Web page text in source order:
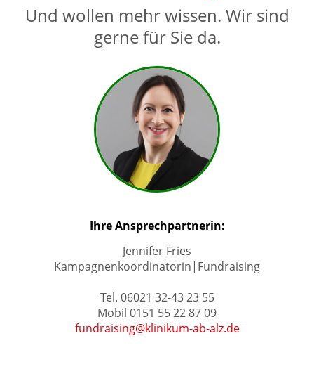
Und wollen mehr wissen. Wir sind
gerne für Sie da.
Ihre Ansprechpartnerin:
Jennifer Fries
Kampagnenkoordinatorin|Fundraising
Tel. 06021 32-43 23 55
Mobil 0151 55 22 87 09
fundraising@klinikum-ab-alz.de